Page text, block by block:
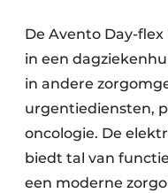
De Avento Day-
in een
in andere
urgentiediensten,
oncologie. De
biedt tal van
een moderne